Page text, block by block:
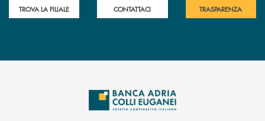
TROVA LA FILIALE CONTATTACI TRASPARENZA